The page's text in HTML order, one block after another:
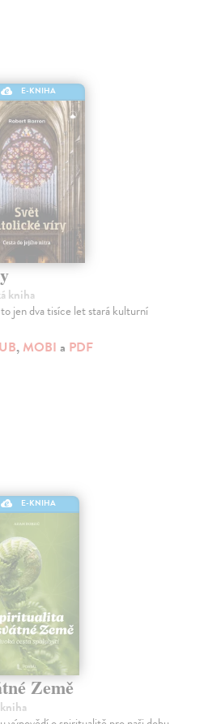
E-KNIHA
kniha
jen dva tisíce let stará kulturní
, MOBI a PDF
E-KNIHA
Země